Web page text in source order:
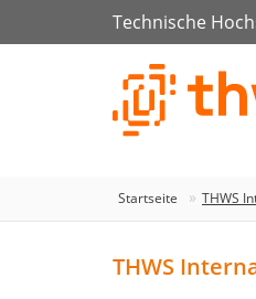
Technische
Startseite THWS
THWS